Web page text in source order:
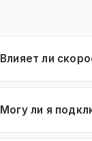
Влияет ли
Могу ли я